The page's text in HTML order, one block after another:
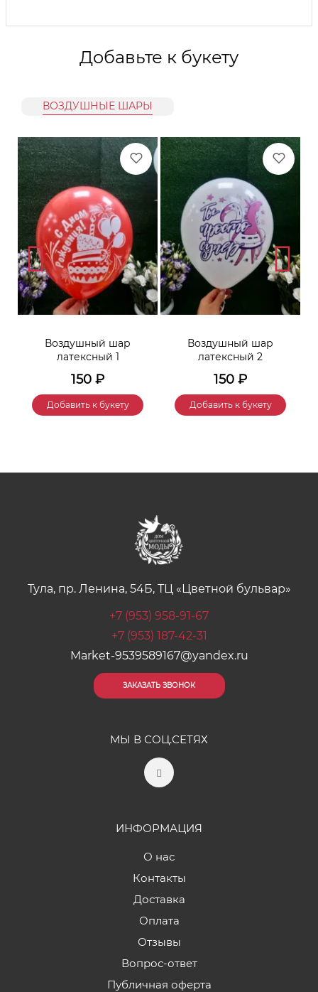
Добавьте к букету
ВОЗДУШНЫЕ ШАРЫ
Воздушный шар
латексный 1
150 ₽
Добавить к букету
Воздушный шар
латексный 2
150 ₽
Добавить к букету
Тула, пр. Ленина, 54Б, ТЦ «Цветной бульвар»
+7 (953) 958-91-67
+7 (953) 187-42-31
Market-9539589167@yandex.ru
ЗАКАЗАТЬ ЗВОНОК
МЫ В СОЦ.СЕТЯХ
ИНФОРМАЦИЯ
О нас
Контакты
Доставка
Оплата
Отзывы
Вопрос-ответ
Публичная оферта